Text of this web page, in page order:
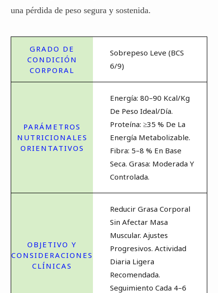
una pérdida de peso segura y sostenida.
Sobrepeso Leve (BCS
6/9)
Energía: 80–90 Kcal/kg
De Peso Ideal/día.
Proteína: ≥35 % De La
Energía Metabolizable.
Fibra: 5–8 % En Base
Seca. Grasa: Moderada Y
Controlada.
Reducir Grasa Corporal
Sin Afectar Masa
Muscular. Ajustes
Progresivos. Actividad
Diaria Ligera
Recomendada.
Seguimiento Cada 4–6